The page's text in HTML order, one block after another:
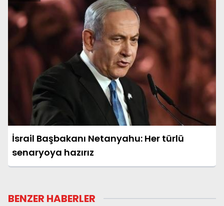
İsrail Başbakanı Netanyahu: Her türlü
senaryoya hazırız
BENZER HABERLER